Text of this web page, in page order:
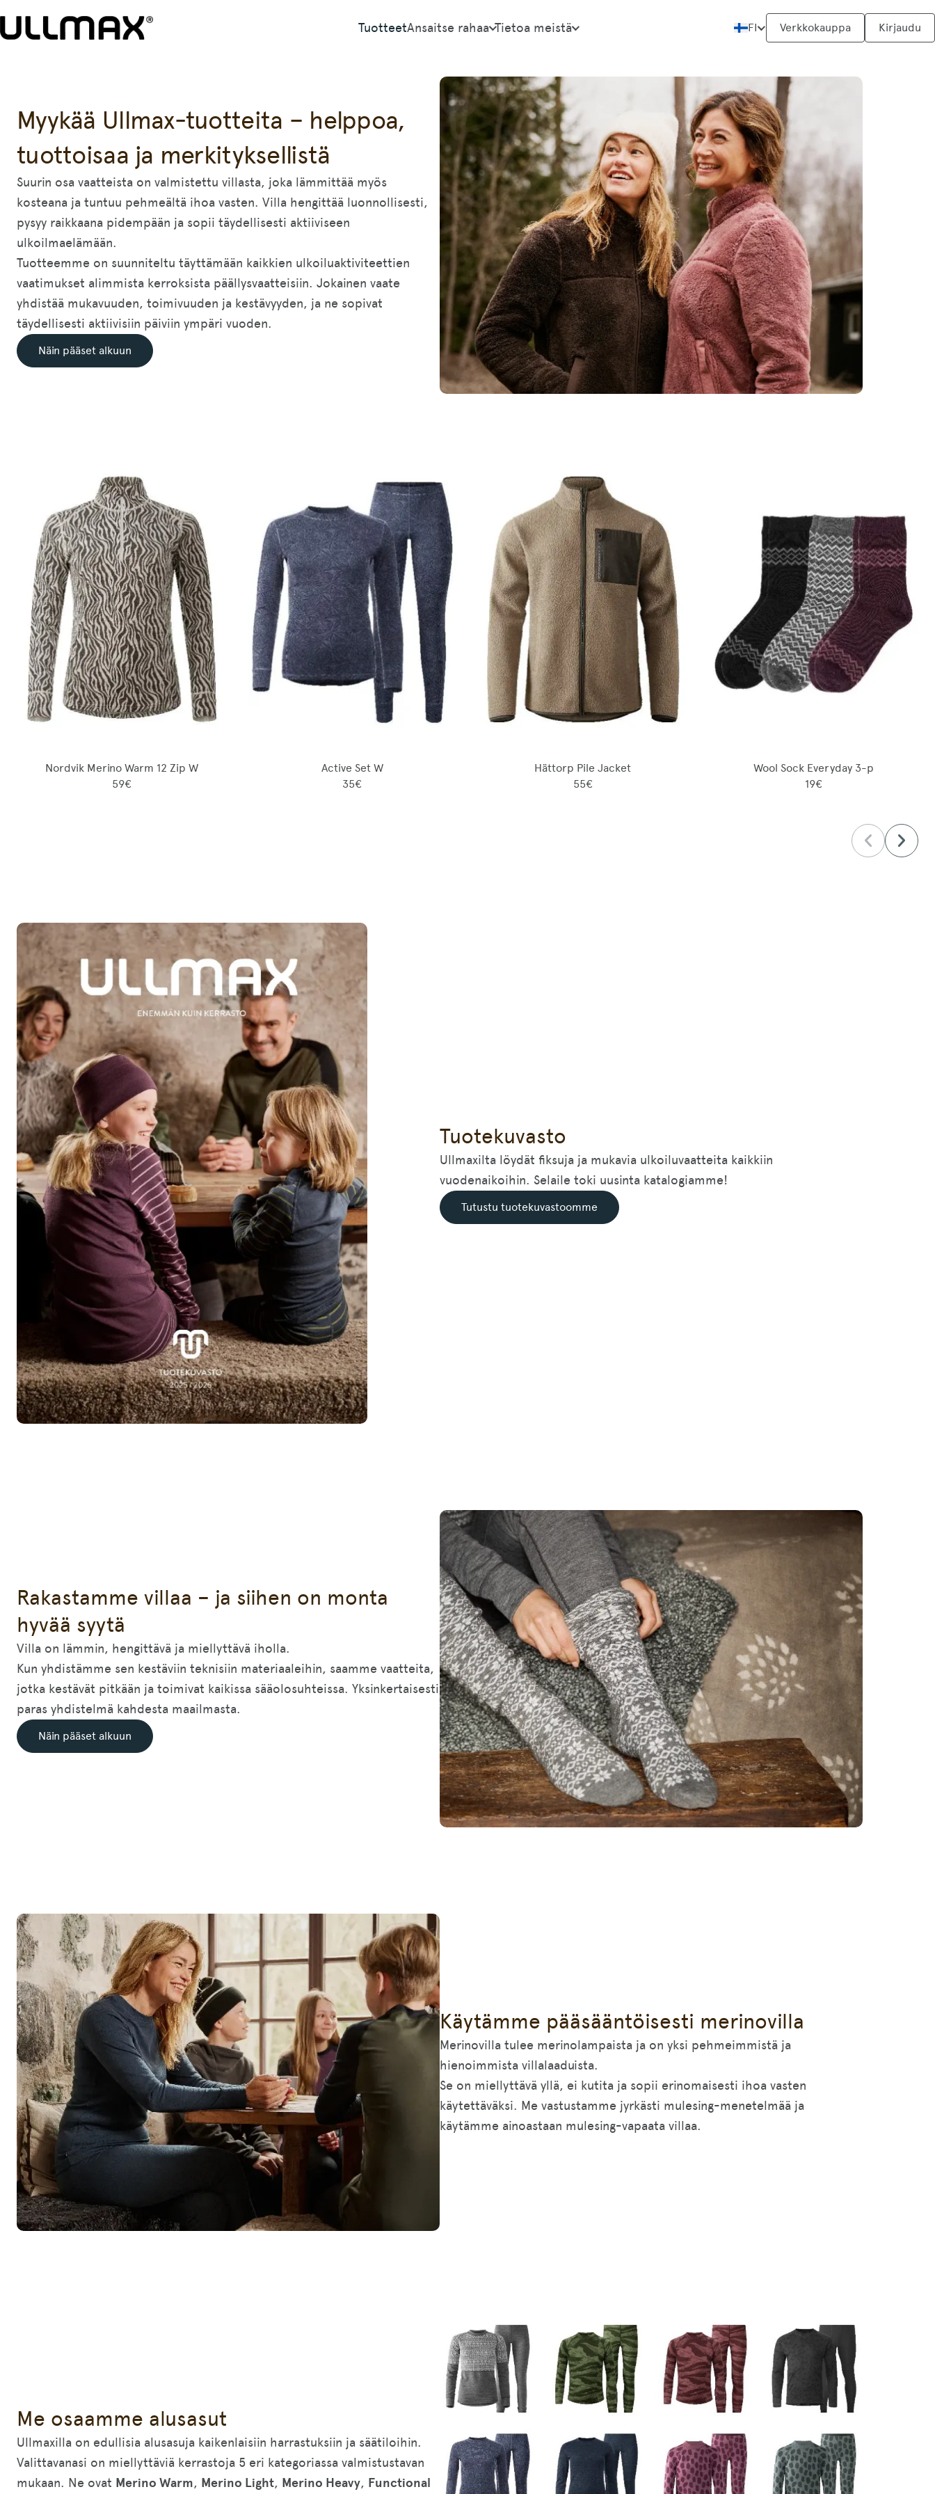
TuotteetAnsaitse rahaa Tietoa meistä FI Verkkokauppa Kirjaudu
Myykää Ullmax-tuotteita – helppoa,
tuottoisaa ja merkityksellistä
Suurin osa vaatteista on valmistettu villasta, joka lämmittää myös
kosteana ja tuntuu pehmeältä ihoa vasten. Villa hengittää luonnollisesti,
pysyy raikkaana pidempään ja sopii täydellisesti aktiiviseen
ulkoilmaelämään.
Tuotteemme on suunniteltu täyttämään kaikkien ulkoiluaktiviteettien
vaatimukset alimmista kerroksista päällysvaatteisiin. Jokainen vaate
yhdistää mukavuuden, toimivuuden ja kestävyyden, ja ne sopivat
täydellisesti aktiivisiin päiviin ympäri vuoden.
Näin pääset alkuun
Nordvik Merino Warm 12 Zip W
59€
Active Set W
35€
Hättorp Pile Jacket
55€
Wool Sock Everyday 3-p
19€
Tuotekuvasto
Ullmaxilta löydät fiksuja ja mukavia ulkoiluvaatteita kaikkiin
vuodenaikoihin. Selaile toki uusinta katalogiamme!
Tutustu tuotekuvastoomme
Rakastamme villaa – ja siihen on monta
hyvää syytä
Villa on lämmin, hengittävä ja miellyttävä iholla.
Kun yhdistämme sen kestäviin teknisiin materiaaleihin, saamme vaatteita,
jotka kestävät pitkään ja toimivat kaikissa sääolosuhteissa. Yksinkertaisesti
paras yhdistelmä kahdesta maailmasta.
Näin pääset alkuun
Käytämme pääsääntöisesti merinovilla
Merinovilla tulee merinolampaista ja on yksi pehmeimmistä ja
hienoimmista villalaaduista.
Se on miellyttävä yllä, ei kutita ja sopii erinomaisesti ihoa vasten
käytettäväksi. Me vastustamme jyrkästi mulesing-menetelmää ja
käytämme ainoastaan mulesing-vapaata villaa.
Me osaamme alusasut
Ullmaxilla on edullisia alusasuja kaikenlaisiin harrastuksiin ja säätiloihin.
Valittavanasi on miellyttäviä kerrastoja 5 eri kategoriassa valmistustavan
mukaan. Ne ovat Merino Warm, Merino Light, Merino Heavy, Functional